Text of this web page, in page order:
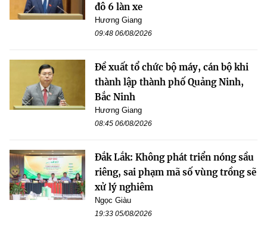
đô 6 làn xe
Hương Giang
09:48 06/08/2026
Đề xuất tổ chức bộ máy, cán bộ khi
thành lập thành phố Quảng Ninh,
Bắc Ninh
Hương Giang
08:45 06/08/2026
Đắk Lắk: Không phát triển nóng sầu
riêng, sai phạm mã số vùng trồng sẽ
xử lý nghiêm
Ngọc Giàu
19:33 05/08/2026